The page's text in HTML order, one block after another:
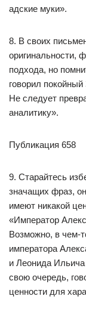
адские муки».
8. В своих
оригинальности,
подхода, но
говорил
Не следует
аналитику».
Публикация 658
9. Старайтесь
значащих фраз,
имеют никакой
«Император
Возможно, в чем-
императора
и Леонида
свою очередь,
ценности для